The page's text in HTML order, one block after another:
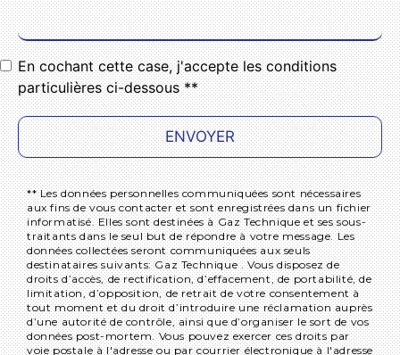
En cochant cette case, j'accepte les conditions
particulières ci-dessous **
ENVOYER
** Les données personnelles communiquées sont nécessaires
aux fins de vous contacter et sont enregistrées dans un fichier
informatisé. Elles sont destinées à Gaz Technique et ses sous-
traitants dans le seul but de répondre à votre message. Les
données collectées seront communiquées aux seuls
destinataires suivants: Gaz Technique . Vous disposez de
droits d’accès, de rectification, d’effacement, de portabilité, de
limitation, d’opposition, de retrait de votre consentement à
tout moment et du droit d’introduire une réclamation auprès
d’une autorité de contrôle, ainsi que d’organiser le sort de vos
données post-mortem. Vous pouvez exercer ces droits par
voie postale à l'adresse ou par courrier électronique à l'adresse